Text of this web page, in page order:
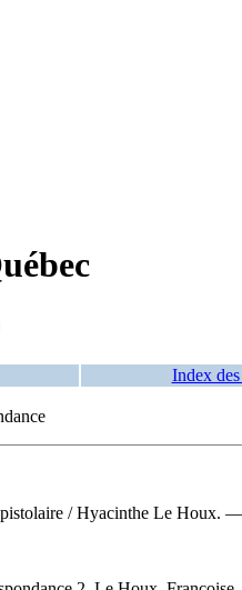
Index
/ Hyacinthe Le Houx. —